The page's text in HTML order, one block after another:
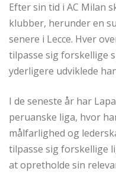
Efter sin tid i AC Milan
klubber, herunder en
senere i Lecce. Hver
tilpasse sig forskellige
yderligere udviklede
I de seneste år har
peruanske liga, hvor
målfarlighed og
tilpasse sig forskellige
at opretholde sin